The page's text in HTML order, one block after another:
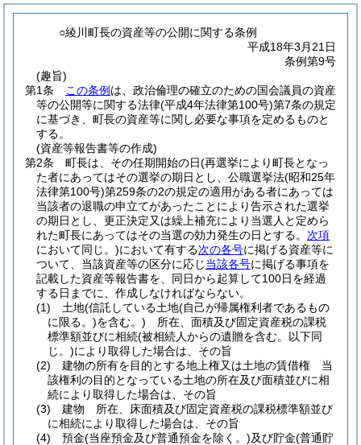
○綾川町長の資産等の公開に関する条例
平成18年3月21日
条例第9号
(趣旨)
第1条
この条例 は、政治倫理の確立のための国会議員の資産
等の公開等に関する法律(平成4年法律第100号)第7条の規定
に基づき、町長の資産等に関し必要な事項を定めるものと
する。
(資産等報告書等の作成)
第2条
町長は、その任期開始の日(再選挙により町長となっ
た者にあってはその選挙の期日とし、公職選挙法(昭和25年
法律第100号)第259条の2の規定の適用がある者にあっては
当該者の退職の申立てがあったことにより告示された選挙
の期日とし、更正決定又は繰上補充により当選人と定めら
れた町長にあってはその当選の効力発生の日とする。 次項
において同じ。)において有する次の各号に掲げる資産等に
ついて、当該資産等の区分に応じ当該各号に掲げる事項を
記載した資産等報告書を、同日から起算して100日を経過
する日までに、作成しなければならない。
(1)
土地(信託している土地(自己が帰属権利者であるもの
に限る。)を含む。) 所在、面積及び固定資産税の課税
標準額並びに相続(被相続人からの遺贈を含む。以下同
じ。)により取得した場合は、その旨
(2)
建物の所有を目的とする地上権又は土地の賃借権 当
該権利の目的となっている土地の所在及び面積並びに相
続により取得した場合は、その旨
(3)
建物 所在、床面積及び固定資産税の課税標準額並び
に相続により取得した場合は、その旨
(4)
預金(当座預金及び普通預金を除く。)及び貯金(普通貯